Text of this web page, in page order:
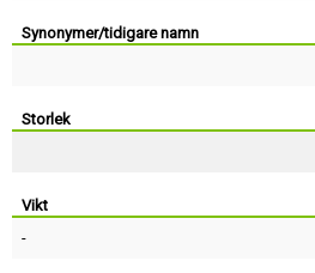
Synonymer/tidigare namn
Storlek
Vikt
-